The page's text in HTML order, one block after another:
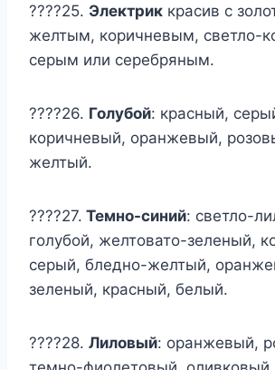
????25. Электрик красив с
желтым, коричневым, светло-
серым или серебряным.
????26. Голубой: красный,
коричневый, оранжевый,
желтый.
????27. Темно-синий: светло-
голубой, желтовато-зеленый,
серый, бледно-желтый,
зеленый, красный, белый.
????28. Лиловый: оранжевый,